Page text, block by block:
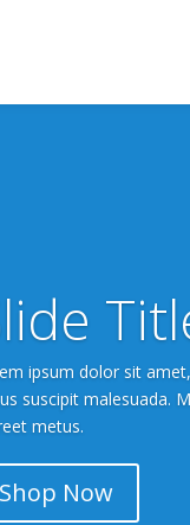
ipsum dolor sit
suscipit malesuada.
metus.
Shop Now